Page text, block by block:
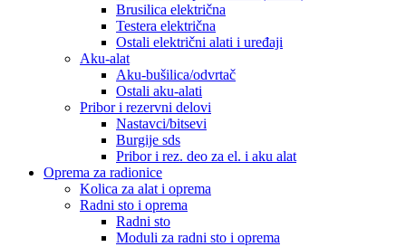
Brusilica električna
Testera električna
Ostali električni alati i uređaji
Aku-alat
Aku-bušilica/odvrtač
Ostali aku-alati
Pribor i rezervni delovi
Nastavci/bitsevi
Burgije sds
Pribor i rez. deo za el. i aku alat
Oprema za radionice
Kolica za alat i oprema
Radni sto i oprema
Radni sto
Moduli za radni sto i oprema